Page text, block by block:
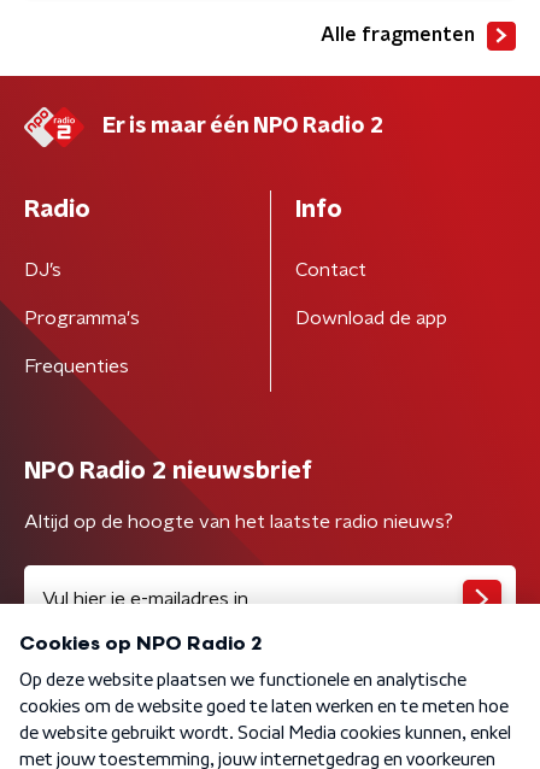
Alle fragmenten
Er is maar één NPO Radio 2
Radio
DJ’s
Programma's
Frequenties
Info
Contact
Download de app
NPO Radio 2 nieuwsbrief
Altijd op de hoogte van het laatste radio nieuws?
Algemene voorwaarden